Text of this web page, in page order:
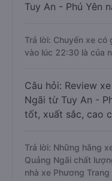
Tuy An - Phú Yên
Trả lời: Chuyến xe có
vào lúc 22:30 là của
Câu hỏi: Review
Ngãi từ Tuy An -
tốt, xuất sắc, cao
Trả lời: Những hãng
Quảng Ngãi chất
nhà xe Phương